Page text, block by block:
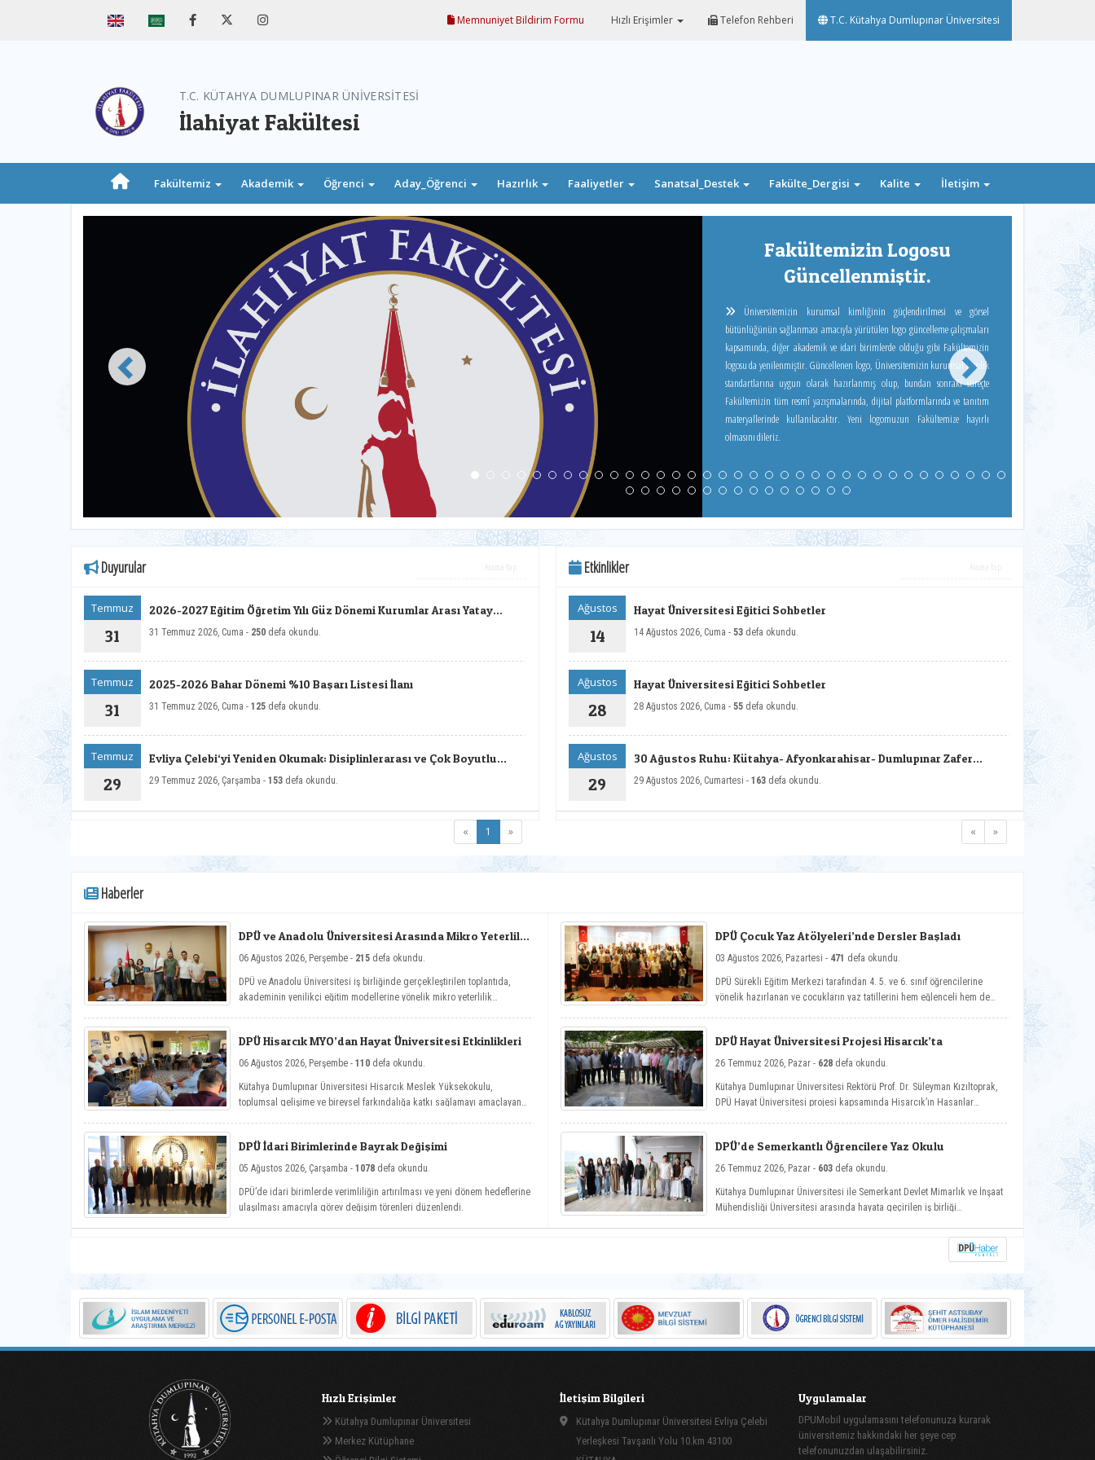
Memnuniyet Bildirim Formu Hızlı Erişimler Telefon Rehberi T.C. Kütahya Dumlupınar Üniversitesi
T.C. KÜTAHYA DUMLUPINAR ÜNİVERSİTESİ
İlahiyat Fakültesi
Fakültemiz Akademik Öğrenci Aday_Öğrenci Hazırlık Faaliyetler Sanatsal_Destek Fakülte_Dergisi Kalite İletişim
Fakültemizin Logosu
Güncellenmiştir.
Üniversitemizin kurumsal kimliğinin güçlendirilmesi ve görsel
bütünlüğünün sağlanması amacıyla yürütülen logo güncelleme çalışmaları
kapsamında, diğer akademik ve idari birimlerde olduğu gibi Fakültemizin
logosu da yenilenmiştir. Güncellenen logo, Üniversitemizin kurumsal kimlik
standartlarına uygun olarak hazırlanmış olup, bundan sonraki süreçte
Fakültemizin tüm resmî yazışmalarında, dijital platformlarında ve tanıtım
materyallerinde kullanılacaktır. Yeni logomuzun Fakültemize hayırlı
olmasını dileriz.
Previous Next
Duyurular
Temmuz
31
2026-2027 Eğitim Öğretim Yılı Güz Dönemi Kurumlar Arası Yatay
31 Temmuz 2026, Cuma - 250 defa okundu.
Temmuz
31
2025-2026 Bahar Dönemi %10 Başarı Listesi İlanı
31 Temmuz 2026, Cuma - 125 defa okundu.
Temmuz
29
Evliya Çelebi‘yi Yeniden Okumak: Disiplinlerarası ve Çok Boyutlu
29 Temmuz 2026, Çarşamba - 153 defa okundu.
« 1 (current)
»
Etkinlikler
Ağustos
14
Hayat Üniversitesi Eğitici Sohbetler
14 Ağustos 2026, Cuma - 53 defa okundu.
Ağustos
28
Hayat Üniversitesi Eğitici Sohbetler
28 Ağustos 2026, Cuma - 55 defa okundu.
Ağustos
29
30 Ağustos Ruhu: Kütahya- Afyonkarahisar- Dumlupınar Zafer
29 Ağustos 2026, Cumartesi - 163 defa okundu.
« »
Haberler
DPÜ ve Anadolu Üniversitesi Arasında Mikro Yeterlilik
06 Ağustos 2026, Perşembe - 215 defa okundu.
DPÜ ve Anadolu Üniversitesi iş birliğinde gerçekleştirilen toplantıda,
akademinin yenilikçi eğitim modellerine yönelik mikro yeterlilik
DPÜ Hisarcık MYO’dan Hayat Üniversitesi Etkinlikleri
06 Ağustos 2026, Perşembe - 110 defa okundu.
Kütahya Dumlupınar Üniversitesi Hisarcık Meslek Yüksekokulu,
toplumsal gelişime ve bireysel farkındalığa katkı sağlamayı amaçlayan
DPÜ İdari Birimlerinde Bayrak Değişimi
05 Ağustos 2026, Çarşamba - 1078 defa okundu.
DPÜ’de idari birimlerde verimliliğin artırılması ve yeni dönem hedeflerine
ulaşılması amacıyla görev değişim törenleri düzenlendi.
DPÜ Çocuk Yaz Atölyeleri’nde Dersler Başladı
03 Ağustos 2026, Pazartesi - 471 defa okundu.
DPÜ Sürekli Eğitim Merkezi tarafından 4. 5. ve 6. sınıf öğrencilerine
yönelik hazırlanan ve çocukların yaz tatillerini hem eğlenceli hem de
DPÜ Hayat Üniversitesi Projesi Hisarcık’ta
26 Temmuz 2026, Pazar - 628 defa okundu.
Kütahya Dumlupınar Üniversitesi Rektörü Prof. Dr. Süleyman Kızıltoprak,
DPÜ Hayat Üniversitesi projesi kapsamında Hisarcık’ın Hasanlar
DPÜ’de Semerkantlı Öğrencilere Yaz Okulu
26 Temmuz 2026, Pazar - 603 defa okundu.
Kütahya Dumlupınar Üniversitesi ile Semerkant Devlet Mimarlık ve İnşaat
Mühendisliği Üniversitesi arasında hayata geçirilen iş birliği
Hızlı Erişimler
Kütahya Dumlupınar Üniversitesi
Merkez Kütüphane
İletişim Bilgileri
Kütahya Dumlupınar Üniversitesi Evliya Çelebi
Yerleşkesi Tavşanlı Yolu 10.km 43100
Uygulamalar
DPUMobil uygulamasını telefonunuza kurarak
üniversitemiz hakkındaki her şeye cep
telefonunuzdan ulaşabilirsiniz.